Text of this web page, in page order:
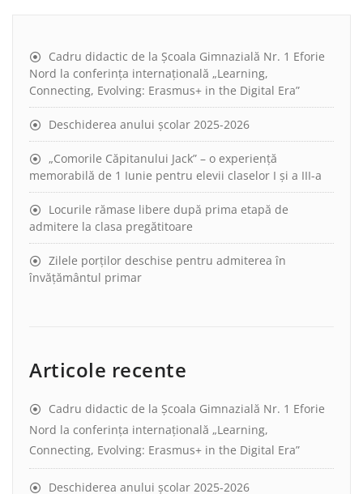
Cadru didactic de la Școala Gimnazială Nr. 1 Eforie
Nord la conferința internațională „Learning,
Connecting, Evolving: Erasmus+ in the Digital Era”
Deschiderea anului școlar 2025-2026
„Comorile Căpitanului Jack” – o experiență
memorabilă de 1 Iunie pentru elevii claselor I și a III-a
Locurile rămase libere după prima etapă de
admitere la clasa pregătitoare
Zilele porților deschise pentru admiterea în
învățământul primar
Articole recente
Cadru didactic de la Școala Gimnazială Nr. 1 Eforie
Nord la conferința internațională „Learning,
Connecting, Evolving: Erasmus+ in the Digital Era”
Deschiderea anului școlar 2025-2026